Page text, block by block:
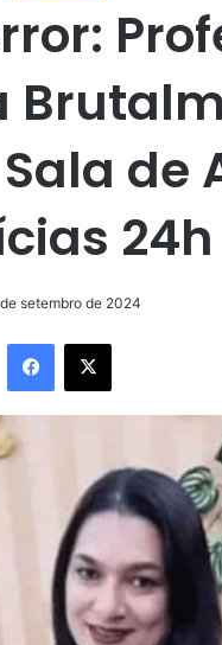
de
24h
setembro de 2024
Facebook
X